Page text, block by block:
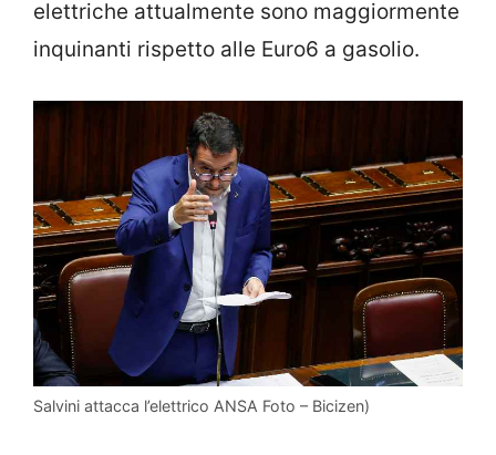
elettriche attualmente sono maggiormente
inquinanti rispetto alle Euro6 a gasolio.
Salvini attacca l’elettrico ANSA Foto – Bicizen)